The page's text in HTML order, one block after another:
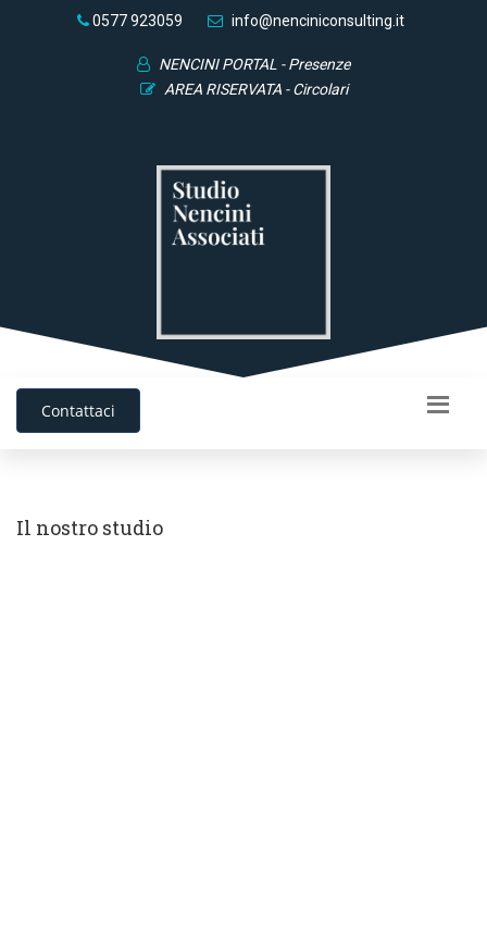
0577 923059 info@nenciniconsulting.it
NENCINI PORTAL - Presenze
AREA RISERVATA - Circolari
Contattaci
Il nostro studio